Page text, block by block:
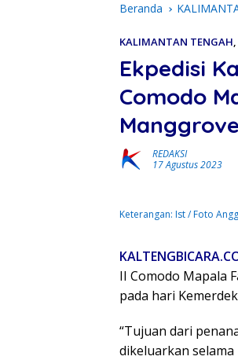
Beranda
KALIMANTAN TENGAH,
Ekpedisi
Comodo
Manggrove
REDAKSI
17 Agustus 2023
Keterangan: Ist / Foto
II Comodo Mapala
pada hari
“Tujuan dari
dikeluarkan selama